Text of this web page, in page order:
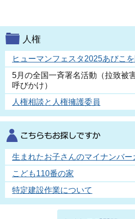
人権
ヒューマンフェスタ2025あびこ
5月の全国一斉署名活動（拉致被
呼びかけ）
人権相談と人権擁護委員
生まれたお子さんのマイナンバー
こども110番の家
特定建設作業について